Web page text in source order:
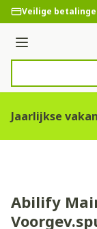
Ga naar de inhoud
Veilige
Menu
Jaarlijkse
Abilify